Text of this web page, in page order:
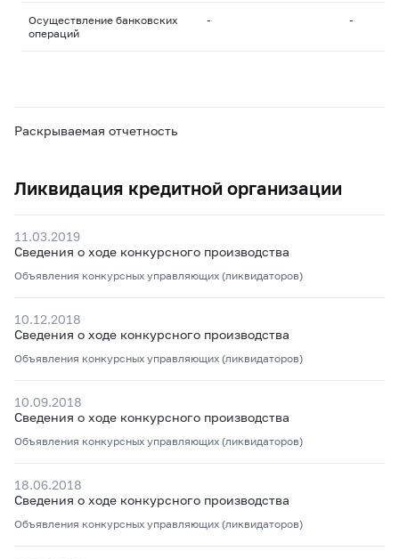
Осуществление банковских
операций
- -
Раскрываемая отчетность
Ликвидация кредитной организации
11.03.2019
Сведения о ходе конкурсного производства
Объявления конкурсных управляющих (ликвидаторов)
10.12.2018
Сведения о ходе конкурсного производства
Объявления конкурсных управляющих (ликвидаторов)
10.09.2018
Сведения о ходе конкурсного производства
Объявления конкурсных управляющих (ликвидаторов)
18.06.2018
Сведения о ходе конкурсного производства
Объявления конкурсных управляющих (ликвидаторов)